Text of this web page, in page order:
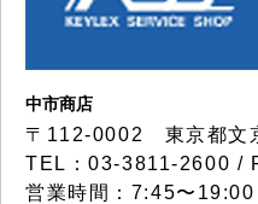
中市商店
〒112-0002 東京都文
TEL：03-3811-2600 /
営業時間：7:45〜